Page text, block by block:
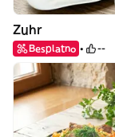
Zuhr
Besplatno --